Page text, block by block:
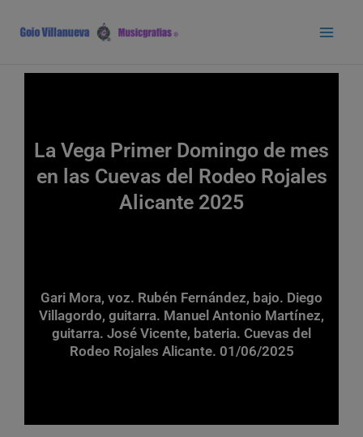
contenido
La Vega Primer Domingo de mes
en las Cuevas del Rodeo Rojales
Alicante 2025
Gari Mora, voz. Rubén Fernández, bajo. Diego
Villagordo, guitarra. Manuel Antonio Martínez,
guitarra. José Vicente, bateria. Cuevas del
Rodeo Rojales Alicante. 01/06/2025